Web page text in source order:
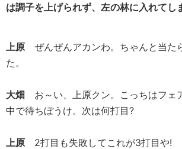
は調子を上げられず、左の林に入れてし
上原 ぜんぜんアカンわ。ちゃんと当た
た。
大畑 お～い、上原クン。こっちはフェ
中で待ちぼうけ。次は何打目?
上原 2打目も失敗してこれが3打目や!